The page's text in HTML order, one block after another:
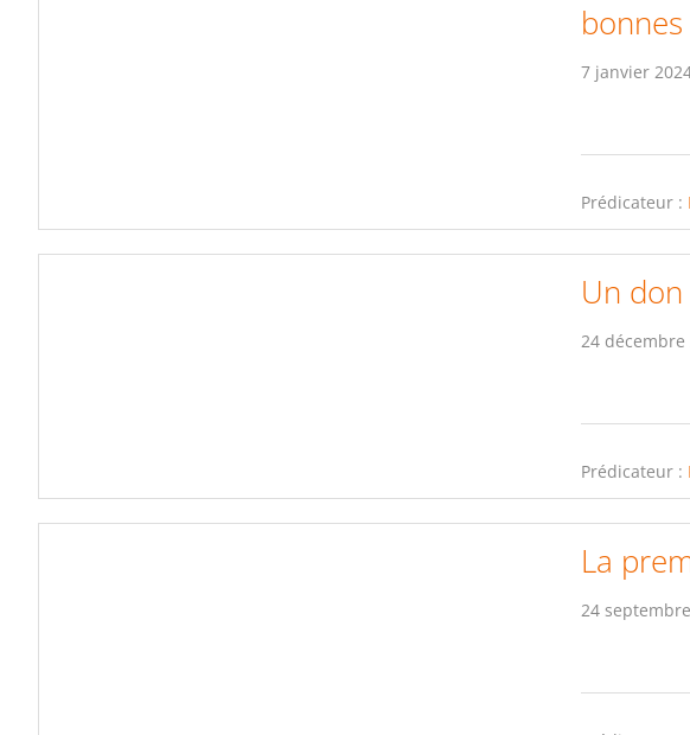
7 janvier
Prédicateur :
Un
24 décembre
Prédicateur :
La
24